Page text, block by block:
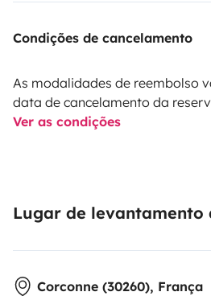
Condições de cancelamento
As modalidades de reembolso
data de cancelamento da
Ver as condições
Lugar de levantamento
Corconne (30260), França